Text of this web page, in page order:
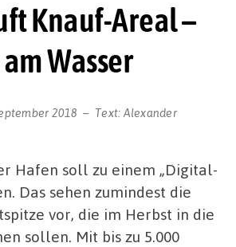
Knauf-Areal –
Wasser
2018 Text: Alexander
Hafen soll zu einem „Digital-
Das sehen zumindest die
vor, die im Herbst in die
sollen. Mit bis zu 5.000